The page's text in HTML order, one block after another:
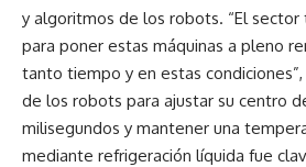
y algoritmos de los robots. “El sector
para poner estas máquinas a pleno
tanto tiempo y en estas
de los robots para ajustar su centro
milisegundos y mantener una
mediante refrigeración líquida fue